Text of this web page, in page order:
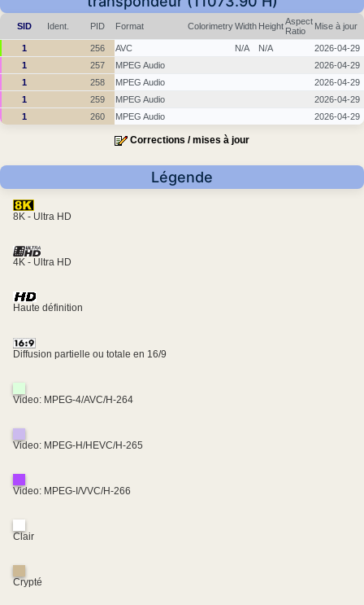
SID Ident. PID Format ColorimetryWidth HeightAspect
Ratio
Mise à jour
1 256 AVC N/A N/A
2026-04-29
1
257 MPEG Audio
2026-04-29
1
258 MPEG Audio
2026-04-29
1
259 MPEG Audio
2026-04-29
1
260 MPEG Audio 2026-04-29
Corrections / mises à jour
Légende
8K - Ultra HD
4K - Ultra HD
Haute définition
Diffusion partielle ou totale en 16/9
Video: MPEG-4/AVC/H-264
Video: MPEG-H/HEVC/H-265
Video: MPEG-I/VVC/H-266
Clair
Crypté